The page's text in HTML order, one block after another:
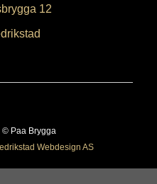
12
Paa Brygga
Webdesign AS